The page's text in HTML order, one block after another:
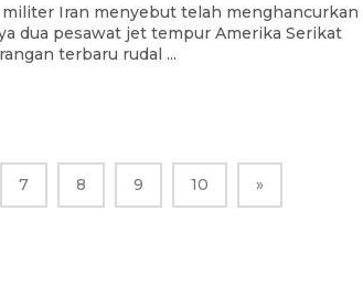
militer Iran menyebut telah menghancurkan
dua pesawat jet tempur Amerika Serikat
terbaru rudal ...
7 8 9 10 »